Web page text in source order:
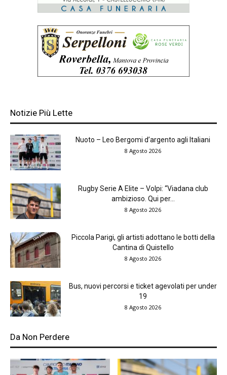
Notizie Più Lette
Nuoto – Leo Bergomi d’argento agli Italiani
8 Agosto 2026
Rugby Serie A Elite – Volpi: “Viadana club
ambizioso. Qui per...
8 Agosto 2026
Piccola Parigi, gli artisti adottano le botti della
Cantina di Quistello
8 Agosto 2026
Bus, nuovi percorsi e ticket agevolati per under
19
8 Agosto 2026
Da Non Perdere